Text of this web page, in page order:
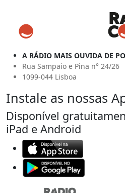
A RÁDIO MAIS OUVIDA DE
Rua Sampaio e Pina n° 24/26
1099-044 Lisboa
Instale as nossas
Disponível
iPad e Android